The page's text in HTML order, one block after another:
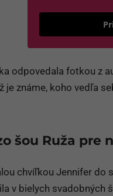
odpovedala fotkou z
je známe, koho vedľa
šou Ruža pre
chvíľkou Jennifer do
v bielych svadobných